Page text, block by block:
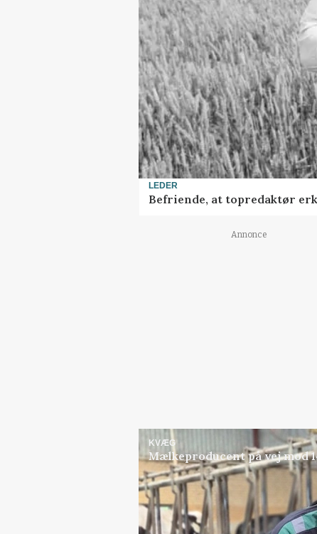
LEDER
Befriende, at topredaktør
Annonce
KVÆG
Mælkeproducent på vej mod